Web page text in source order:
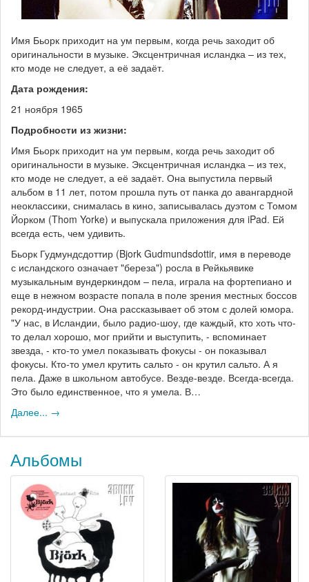
Имя Бьорк приходит на ум первым, когда речь заходит об
оригинальности в музыке. Эксцентричная исландка – из тех,
кто моде не следует, а её задаёт.
Дата рождения:
21 ноября 1965
Подробности из жизни:
Имя Бьорк приходит на ум первым, когда речь заходит об
оригинальности в музыке. Эксцентричная исландка – из тех,
кто моде не следует, а её задаёт. Она выпустила первый
альбом в 11 лет, потом прошла путь от панка до авангардной
неоклассики, снималась в кино, записывалась дуэтом с Томом
Йорком (Thom Yorke) и выпускала приложения для iPad. Ей
всегда есть, чем удивить.
Бьорк Гудмундсдоттир (Bjork Gudmundsdottir, имя в переводе
с исландского означает "береза") росла в Рейкьявике
музыкальным вундеркиндом – пела, играла на фортепиано и
еще в нежном возрасте попала в поле зрения местных боссов
рекорд-индустрии. Она рассказывает об этом с долей юмора.
"У нас, в Исландии, было радио-шоу, где каждый, кто хоть что-
то делал хорошо, мог прийти и выступить, - вспоминает
звезда, - кто-то умел показывать фокусы - он показывал
фокусы. Кто-то умел крутить сальто - он крутил сальто. А я
пела. Даже в школьном автобусе. Везде-везде. Всегда-всегда.
Это было единственное, что я умела. В…
Далее... →
Альбомы